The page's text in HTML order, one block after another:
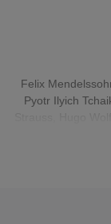
Felix
Pyotr Ilyich